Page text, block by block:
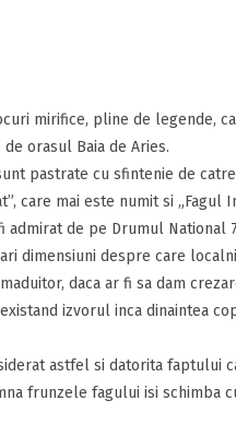
mirifice, pline de legende,
orasul Baia de Aries.
pastrate cu sfintenie de
care mai este numit si
de pe Drumul National
dimensiuni despre care
daca ar fi sa dam
izvorul inca dinaintea
astfel si datorita faptului
frunzele fagului isi schimba